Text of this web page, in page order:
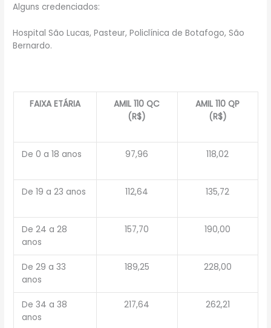
Alguns credenciados:
Hospital São Lucas, Pasteur, Policlínica de Botafogo, São
Bernardo.
FAIXA ETÁRIA
AMIL 110 QC
(R$)
AMIL 110 QP
(R$)
De 0 a 18 anos 97,96 118,02
De 19 a 23 anos 112,64 135,72
De 24 a 28
anos
157,70 190,00
De 29 a 33
anos
189,25 228,00
De 34 a 38
anos
217,64 262,21